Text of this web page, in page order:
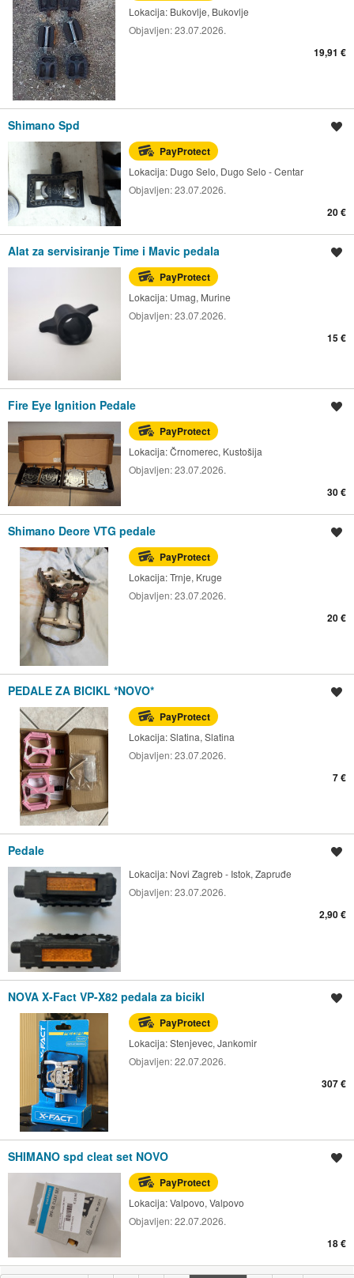
Lokacija: Bukovlje, Bukovlje
Objavljen:23.07.2026.
19,91 €
Shimano Spd
PayProtect
Lokacija: Dugo Selo, Dugo Selo - Centar
Objavljen:23.07.2026.
20 €
Alat za servisiranje Time i Mavic pedala
PayProtect
Lokacija: Umag, Murine
Objavljen:23.07.2026.
15 €
Fire Eye Ignition Pedale
PayProtect
Lokacija:Črnomerec, Kustošija
Objavljen:23.07.2026.
30 €
Shimano Deore VTG pedale
PayProtect
Lokacija:Trnje, Kruge
Objavljen:23.07.2026.
20 €
PEDALE ZA BICIKL *NOVO*
PayProtect
Lokacija:Slatina, Slatina
Objavljen:23.07.2026.
7 €
Pedale
Lokacija: Novi Zagreb - Istok, Zapruđe
Objavljen:23.07.2026.
2,90 €
NOVA X-Fact VP-X82 pedala za bicikl
PayProtect
Lokacija:Stenjevec, Jankomir
Objavljen:22.07.2026.
307 €
SHIMANO spd cleat set NOVO
PayProtect
Lokacija:Valpovo, Valpovo
Objavljen:22.07.2026.
18 €